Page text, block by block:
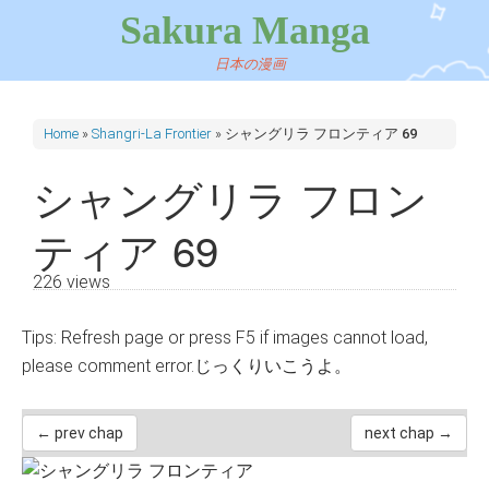
Sakura Manga
日本の漫画
Home » Shangri-La Frontier » シャングリラ フロンティア 69
シャングリラ フロン
ティア 69
226 views
Tips: Refresh page or press F5 if images cannot load,
please comment error.じっくりいこうよ。
← prev chap next chap →